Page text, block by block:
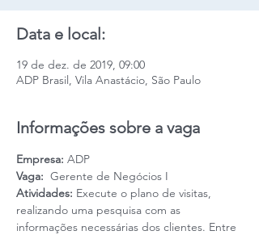
Data e local:
19 de dez. de 2019, 09:00
ADP Brasil, Vila Anastácio, São Paulo
Informações sobre a vaga
Empresa: ADP
Vaga: Gerente de Negócios I
Atividades: Execute o plano de visitas,
realizando uma pesquisa com as
informações necessárias dos clientes. Entre